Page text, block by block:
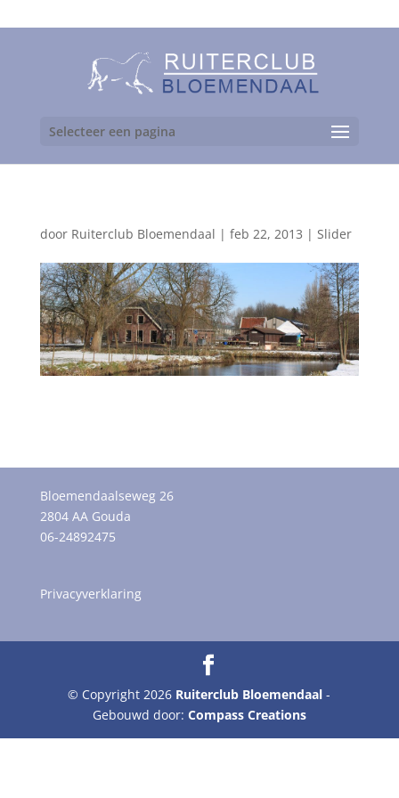
Selecteer een pagina
door Ruiterclub Bloemendaal | feb 22, 2013 | Slider
Bloemendaalseweg 26
2804 AA Gouda
06-24892475
Privacyverklaring
© Copyright 2026 Ruiterclub Bloemendaal -
Gebouwd door: Compass Creations